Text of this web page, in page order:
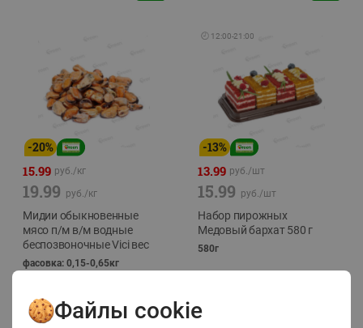
-20%
15.99 руб./кг
19.99 руб./кг
Мидии обыкновенные
мясо п/м в/м водные
беспозвоночные Vici вес
фасовка: 0,15-0,65кг
🕘 12:00-21:00
-13%
13.99 руб./шт
15.99 руб./шт
Набор пирожных
Медовый бархат 580 г
580г
Файлы cookie